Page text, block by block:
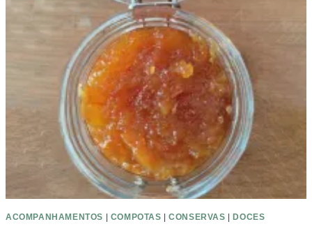
ACOMPANHAMENTOS | COMPOTAS |CONSERVAS |DOCES